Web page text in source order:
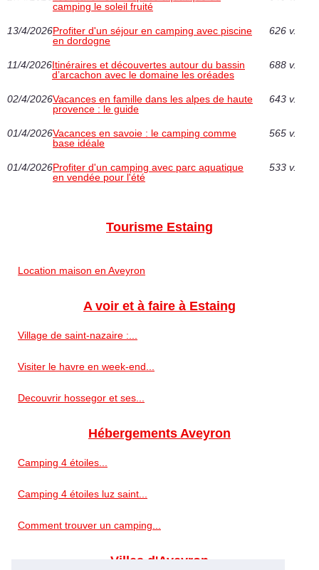
camping le soleil fruité
13/4/2026Profiter d'un séjour en camping avec piscine
en dordogne
626 v.
11/4/2026Itinéraires et découvertes autour du bassin
d’arcachon avec le domaine les oréades
688 v.
02/4/2026Vacances en famille dans les alpes de haute
provence : le guide
643 v.
01/4/2026Vacances en savoie : le camping comme
base idéale
565 v.
01/4/2026Profiter d'un camping avec parc aquatique
en vendée pour l'été
533 v.
Tourisme Estaing
Location maison en Aveyron
A voir et à faire à Estaing
Village de saint-nazaire :...
Visiter le havre en week-end...
Decouvrir hossegor et ses...
Hébergements Aveyron
Camping 4 étoiles...
Camping 4 étoiles luz saint...
Comment trouver un camping...
Villes d'Aveyron